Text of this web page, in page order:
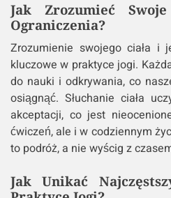
Jak Zrozumieć
Ograniczenia?
Zrozumienie swojego ciała i
kluczowe w praktyce jogi.
do nauki i odkrywania, co
osiągnąć. Słuchanie ciała
akceptacji, co jest
ćwiczeń, ale i w codziennym
to podróż, a nie wyścig z
Jak Unikać